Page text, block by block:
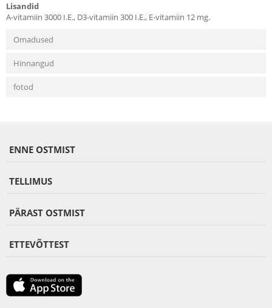
Lisandid
A-vitamiin 3000 I.E., D3-vitamiin 300 I.E., E-vitamiin 12 mg.
Omadused
Hinnangud
fotod
ENNE OSTMIST
TELLIMUS
PÄRAST OSTMIST
ETTEVÕTTEST